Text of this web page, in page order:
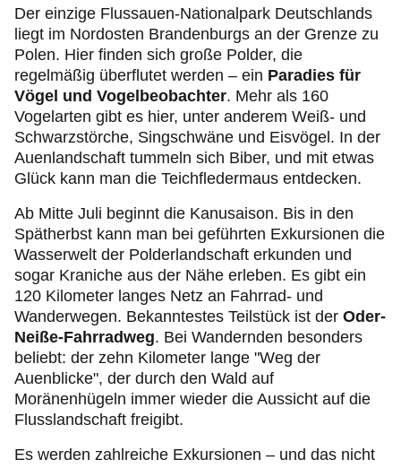
Der einzige Flussauen-Nationalpark Deutschlands
liegt im Nordosten Brandenburgs an der Grenze zu
Polen. Hier finden sich große Polder, die
regelmäßig überflutet werden – ein Paradies für
Vögel und Vogelbeobachter. Mehr als 160
Vogelarten gibt es hier, unter anderem Weiß- und
Schwarzstörche, Singschwäne und Eisvögel. In der
Auenlandschaft tummeln sich Biber, und mit etwas
Glück kann man die Teichfledermaus entdecken.
Ab Mitte Juli beginnt die Kanusaison. Bis in den
Spätherbst kann man bei geführten Exkursionen die
Wasserwelt der Polderlandschaft erkunden und
sogar Kraniche aus der Nähe erleben. Es gibt ein
120 Kilometer langes Netz an Fahrrad- und
Wanderwegen. Bekanntestes Teilstück ist der Oder-
Neiße-Fahrradweg. Bei Wandernden besonders
beliebt: der zehn Kilometer lange "Weg der
Auenblicke", der durch den Wald auf
Moränenhügeln immer wieder die Aussicht auf die
Flusslandschaft freigibt.
Es werden zahlreiche Exkursionen – und das nicht